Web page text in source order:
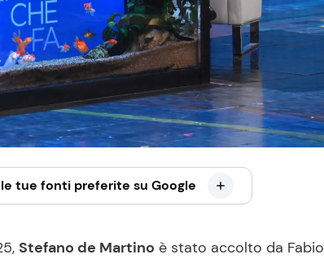
tue fonti preferite su Google
Stefano de Martino è stato accolto da Fabio